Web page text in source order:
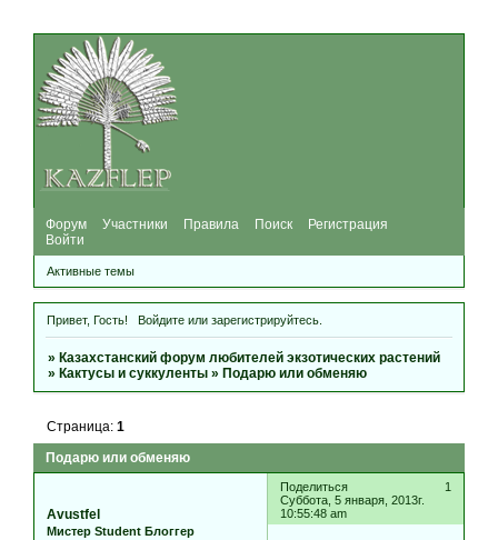
Форум Участники Правила Поиск
Регистрация
Войти
Активные темы
Привет, Гость! Войдитеили зарегистрируйтесь.
»Казахстанский форум любителей экзотических растений
»Кактусы и суккуленты »Подарю или обменяю
Подарю или обменяю
Страница:1
Поделиться
1
Суббота, 5 января, 2013г.
10:55:48 am
Avustfel
Мистер Student Блоггер